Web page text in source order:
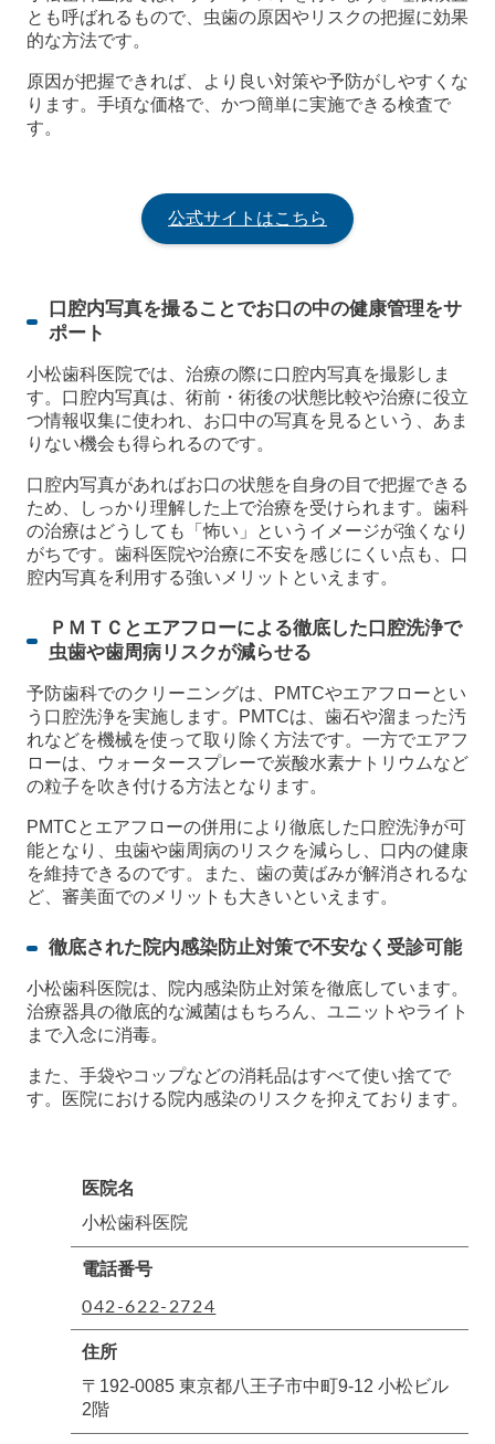
とも呼ばれるもので、虫歯の原因やリスクの把握に効果
的な方法です。
原因が把握できれば、より良い対策や予防がしやすくな
ります。手頃な価格で、かつ簡単に実施できる検査で
す。
公式サイトはこちら
口腔内写真を撮ることでお口の中の健康管理をサ
ポート
小松歯科医院では、治療の際に口腔内写真を撮影しま
す。口腔内写真は、術前・術後の状態比較や治療に役立
つ情報収集に使われ、お口中の写真を見るという、あま
りない機会も得られるのです。
口腔内写真があればお口の状態を自身の目で把握できる
ため、しっかり理解した上で治療を受けられます。歯科
の治療はどうしても「怖い」というイメージが強くなり
がちです。歯科医院や治療に不安を感じにくい点も、口
腔内写真を利用する強いメリットといえます。
ＰＭＴＣとエアフローによる徹底した口腔洗浄で
虫歯や歯周病リスクが減らせる
予防歯科でのクリーニングは、PMTCやエアフローとい
う口腔洗浄を実施します。PMTCは、歯石や溜まった汚
れなどを機械を使って取り除く方法です。一方でエアフ
ローは、ウォータースプレーで炭酸水素ナトリウムなど
の粒子を吹き付ける方法となります。
PMTCとエアフローの併用により徹底した口腔洗浄が可
能となり、虫歯や歯周病のリスクを減らし、口内の健康
を維持できるのです。また、歯の黄ばみが解消されるな
ど、審美面でのメリットも大きいといえます。
徹底された院内感染防止対策で不安なく受診可能
小松歯科医院は、院内感染防止対策を徹底しています。
治療器具の徹底的な滅菌はもちろん、ユニットやライト
まで入念に消毒。
また、手袋やコップなどの消耗品はすべて使い捨てで
す。医院における院内感染のリスクを抑えております。
医院名
小松歯科医院
電話番号
042-622-2724
住所
〒192-0085 東京都八王子市中町9-12 小松ビル
2階